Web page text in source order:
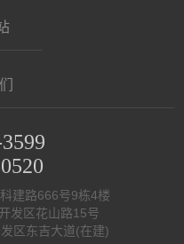
建路666号9栋4楼
发区花山路15号
区东吉大道(在建)